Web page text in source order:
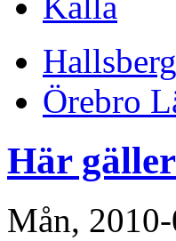
Hallsberg
Örebro
Här
Mån,